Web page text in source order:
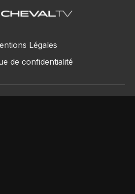
Légales
de confidentialité